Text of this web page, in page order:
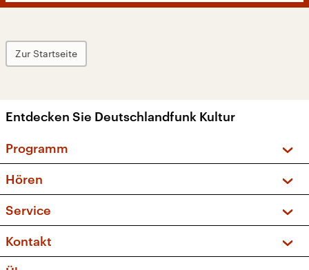
Zur Startseite
Entdecken Sie Deutschlandfunk Kultur
Programm
Sendungen und Podcasts
Musikliste
Kakadu – Das Kinderprogramm
Hören
Frequenzen (UKW + DAB+)
Service
FAQ
Apps
Kontakt